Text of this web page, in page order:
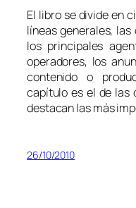
El libro se divide en
líneas generales,
los principales
operadores, los
contenido o
capítulo es el de las
destacan las más
26/10/2010